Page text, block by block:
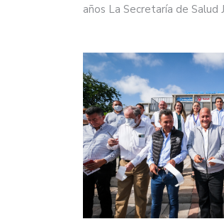
años La Secretaría de Salud